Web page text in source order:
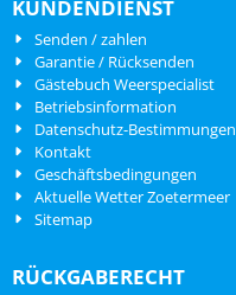
KUNDENDIENST
Senden / zahlen
Garantie / Rücksenden
Gästebuch Weerspecialist
Betriebsinformation
Datenschutz-Bestimmungen
Kontakt
Geschäftsbedingungen
Aktuelle Wetter Zoetermeer
Sitemap
RÜCKGABERECHT